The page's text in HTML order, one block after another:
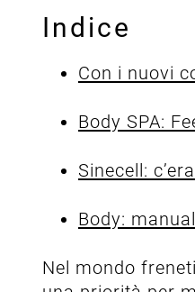
Indice
Con i nuovi
Body SPA:
Sinecell:
Body:
Nel mondo